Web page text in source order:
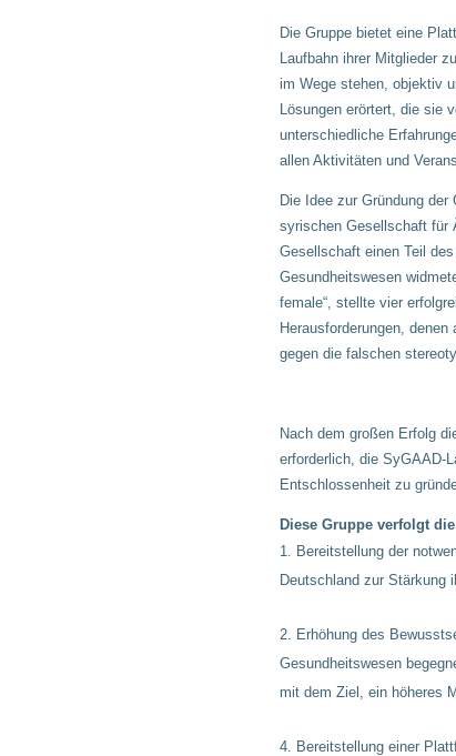
Die Gruppe bietet eine
Laufbahn ihrer Mitglieder
im Wege stehen, objektiv
Lösungen erörtert, die sie
unterschiedliche
allen Aktivitäten und
Die Idee zur Gründung
syrischen Gesellschaft für
Gesellschaft einen Teil
Gesundheitswesen
female“, stellte vier
Herausforderungen,
gegen die falschen
Nach dem großen Erfolg
erforderlich, die SyGAAD-
Entschlossenheit zu
Diese Gruppe verfolgt
Bereitstellung der
Deutschland zur Stärkung
Erhöhung des
Gesundheitswesen
mit dem Ziel, ein höheres
Bereitstellung einer